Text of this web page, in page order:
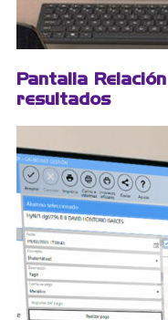
Pantalla
resultados